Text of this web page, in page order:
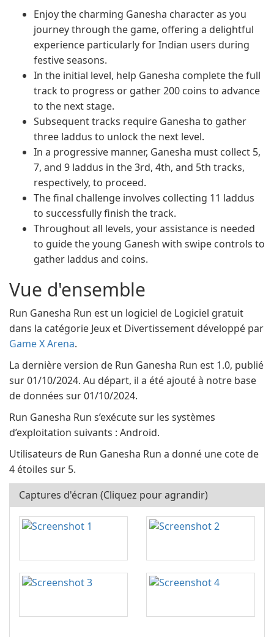
Enjoy the charming Ganesha character as you
journey through the game, offering a delightful
experience particularly for Indian users during
festive seasons.
In the initial level, help Ganesha complete the full
track to progress or gather 200 coins to advance
to the next stage.
Subsequent tracks require Ganesha to gather
three laddus to unlock the next level.
In a progressive manner, Ganesha must collect 5,
7, and 9 laddus in the 3rd, 4th, and 5th tracks,
respectively, to proceed.
The final challenge involves collecting 11 laddus
to successfully finish the track.
Throughout all levels, your assistance is needed
to guide the young Ganesh with swipe controls to
gather laddus and coins.
Vue d'ensemble
Run Ganesha Run est un logiciel de Logiciel gratuit
dans la catégorie Jeux et Divertissement développé par
Game X Arena.
La dernière version de Run Ganesha Run est 1.0, publié
sur 01/10/2024. Au départ, il a été ajouté à notre base
de données sur 01/10/2024.
Run Ganesha Run s’exécute sur les systèmes
d’exploitation suivants : Android.
Utilisateurs de Run Ganesha Run a donné une cote de
4 étoiles sur 5.
Captures d'écran (Cliquez pour agrandir)